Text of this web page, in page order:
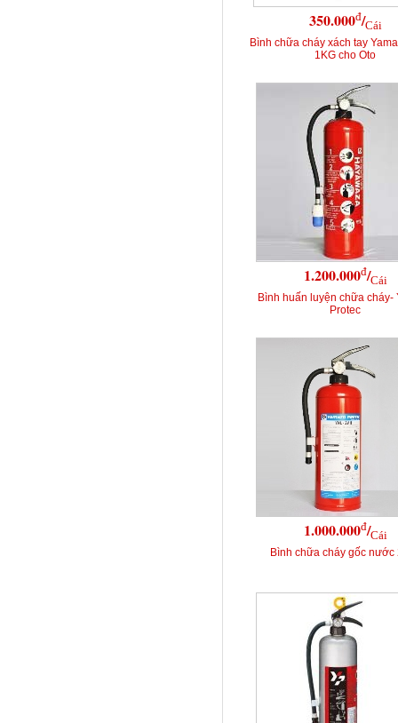
350.000đ/Cái
Bình chữa cháy xách tay
1KG cho Oto
1.200.000đ/Cái
Bình huấn luyện chữa cháy-
Protec
1.000.000đ/Cái
Bình chữa cháy gốc nước